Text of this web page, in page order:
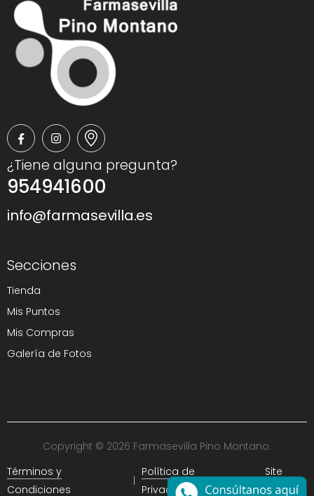
¿Tiene alguna pregunta?
954941600
info@farmasevilla.es
Secciones
Tienda
Mis Puntos
Mis Compras
Galería de Fotos
Copyright © 2026 Farmasevilla Pino Montano.
Términos y
Condiciones
Política de
Privacidad
Site
Map